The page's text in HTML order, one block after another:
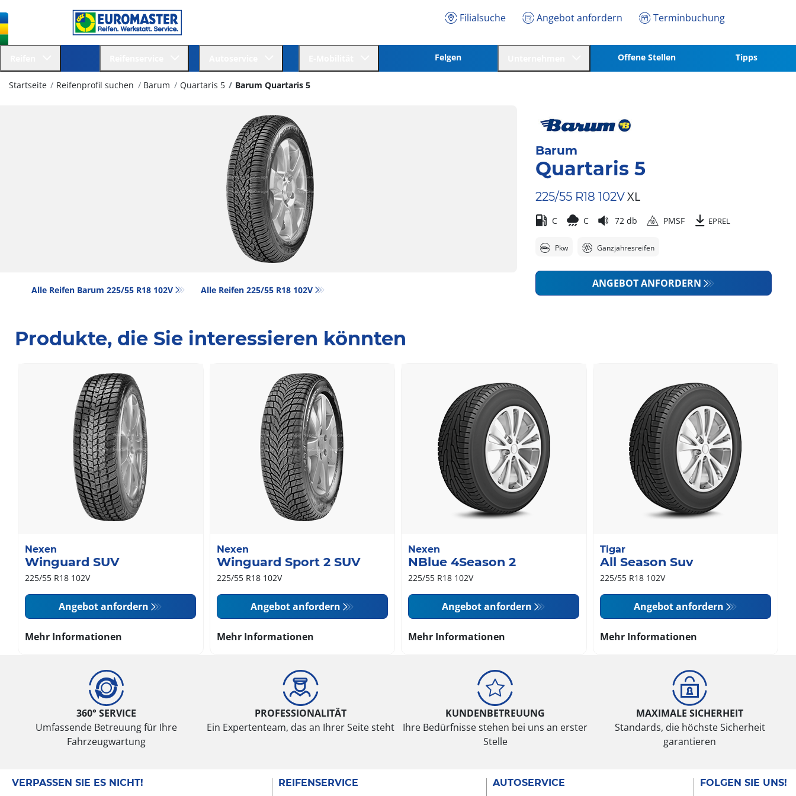
Filialsuche Angebot anfordern Terminbuchung
Felgen Offene Stellen Tipps
Startseite Reifenprofil suchen Barum Quartaris 5 Barum Quartaris 5
Alle Reifen Barum 225/55 R18 102V Alle Reifen‎ 225/55 R18 102V
Barum
Quartaris 5
225/55 R18 102VXL
C C 72 db PMSF EPREL
Pkw Ganzjahresreifen
ANGEBOT ANFORDERN
Produkte, die Sie interessieren könnten
Nexen
Winguard SUV
225/55 R18 102V
Angebot anfordern
Mehr Informationen
Nexen
Winguard Sport 2 SUV
225/55 R18 102V
Angebot anfordern
Mehr Informationen
Nexen
NBlue 4Season 2
225/55 R18 102V
Angebot anfordern
Mehr Informationen
Tigar
All Season Suv
225/55 R18 102V
Angebot anfordern
Mehr Informationen
360° SERVICE
Umfassende Betreuung für Ihre
Fahrzeugwartung
PROFESSIONALITÄT
Ein Expertenteam, das an Ihrer Seite steht
KUNDENBETREUUNG
Ihre Bedürfnisse stehen bei uns an erster
Stelle
MAXIMALE SICHERHEIT
Standards, die höchste Sicherheit
garantieren
VERPASSEN SIE ES NICHT! REIFENSERVICE AUTOSERVICE FOLGEN SIE UNS!